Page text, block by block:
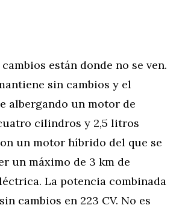
están donde no se ven.
sin cambios y el
albergando un motor de
cilindros y 2,5 litros
un motor híbrido del que se
un máximo de 3 km de
La potencia combinada
cambios en 223 CV. No es